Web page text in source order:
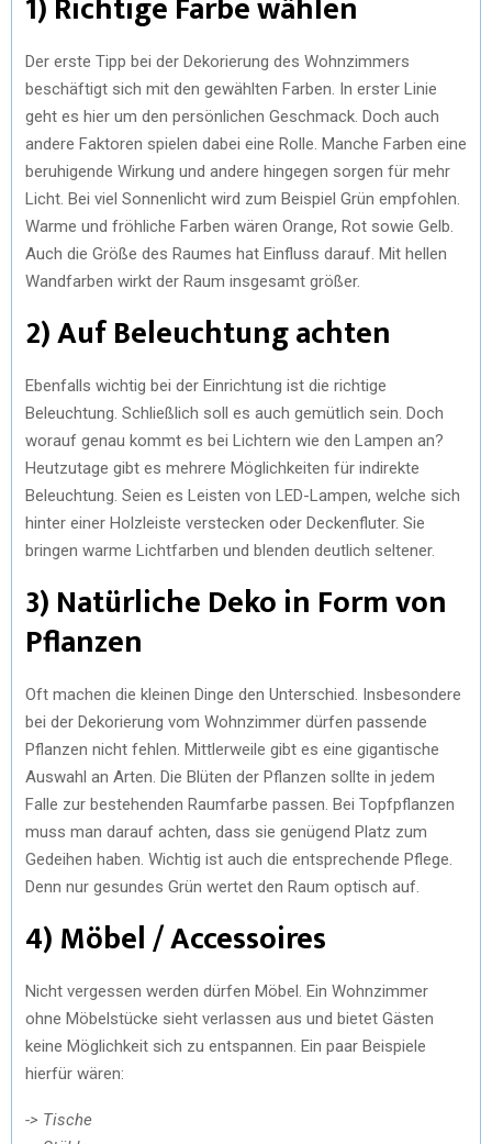
Der erste Tipp bei der Dekorierung des Wohnzimmers
beschäftigt sich mit den gewählten Farben. In erster Linie
geht es hier um den persönlichen Geschmack. Doch auch
andere Faktoren spielen dabei eine Rolle. Manche Farben eine
beruhigende Wirkung und andere hingegen sorgen für mehr
Licht. Bei viel Sonnenlicht wird zum Beispiel Grün empfohlen.
Warme und fröhliche Farben wären Orange, Rot sowie Gelb.
Auch die Größe des Raumes hat Einfluss darauf. Mit hellen
Wandfarben wirkt der Raum insgesamt größer.
2) Auf Beleuchtung achten
Ebenfalls wichtig bei der Einrichtung ist die richtige
Beleuchtung. Schließlich soll es auch gemütlich sein. Doch
worauf genau kommt es bei Lichtern wie den Lampen an?
Heutzutage gibt es mehrere Möglichkeiten für indirekte
Beleuchtung. Seien es Leisten von LED-Lampen, welche sich
hinter einer Holzleiste verstecken oder Deckenfluter. Sie
bringen warme Lichtfarben und blenden deutlich seltener.
3) Natürliche Deko in Form von
Pflanzen
Oft machen die kleinen Dinge den Unterschied. Insbesondere
bei der Dekorierung vom Wohnzimmer dürfen passende
Pflanzen nicht fehlen. Mittlerweile gibt es eine gigantische
Auswahl an Arten. Die Blüten der Pflanzen sollte in jedem
Falle zur bestehenden Raumfarbe passen. Bei Topfpflanzen
muss man darauf achten, dass sie genügend Platz zum
Gedeihen haben. Wichtig ist auch die entsprechende Pflege.
Denn nur gesundes Grün wertet den Raum optisch auf.
4) Möbel / Accessoires
Nicht vergessen werden dürfen Möbel. Ein Wohnzimmer
ohne Möbelstücke sieht verlassen aus und bietet Gästen
keine Möglichkeit sich zu entspannen. Ein paar Beispiele
hierfür wären:
-> Tische